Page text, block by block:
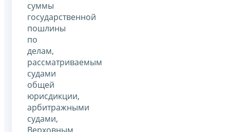
суммы
государственной
пошлины
по
делам,
рассматриваемым
судами
общей
юрисдикции,
арбитражными
судами,